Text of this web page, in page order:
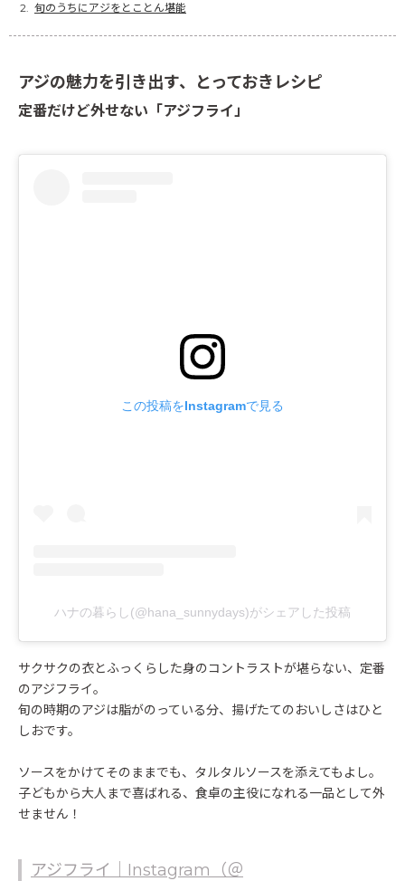
旬のうちにアジをとことん堪能
アジの魅力を引き出す、とっておきレシピ
定番だけど外せない「アジフライ」
この投稿をInstagramで見る
ハナの暮らし(@hana_sunnydays)がシェアした投稿
サクサクの衣とふっくらした身のコントラストが堪らない、定番
のアジフライ。
旬の時期のアジは脂がのっている分、揚げたてのおいしさはひと
しおです。
ソースをかけてそのままでも、タルタルソースを添えてもよし。
子どもから大人まで喜ばれる、食卓の主役になれる一品として外
せません！
アジフライ｜Instagram（＠